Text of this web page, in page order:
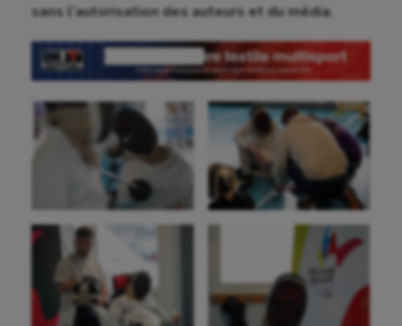
sans l’autorisation des auteurs et du média.